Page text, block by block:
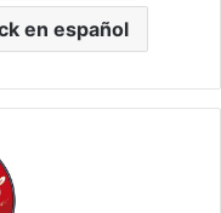
en español